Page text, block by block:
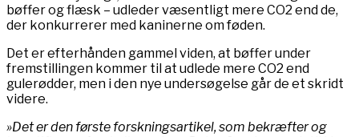
bøffer og flæsk – udleder væsentligt mere CO2 end de,
der konkurrerer med kaninerne om føden.
Det er efterhånden gammel viden, at bøffer under
fremstillingen kommer til at udlede mere CO2 end
gulerødder, men i den nye undersøgelse går de et skridt
videre.
»Det er den første forskningsartikel, som bekræfter og